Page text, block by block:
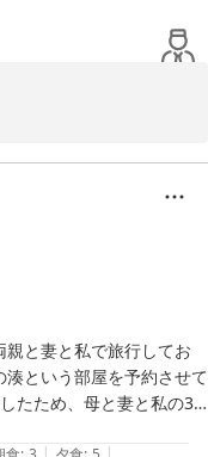
ます。
ご様子を伺い私どもも心
のお言葉を頂戴し大変
します。
せいただき重ねて御礼
同心よりお待ち申し上
々としていて外の眺めは
屋の雑音もまったく無
城もあり、城下町を思わ
て笑顔で対応して頂き感
なれば幸いです。
た。
当館をご愛顧いただき
しいただけたご様子を
きにまでお褒めのお言
とりまして何よりの励
の中で、ごゆっくりお
と妻と私で旅行してお
という部屋を予約させて
たため、母と妻と私の3
|
|